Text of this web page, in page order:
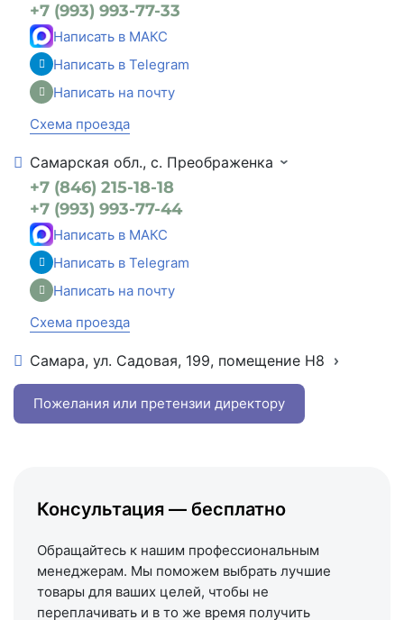
+7 (993) 993-77-33
Написать в МАКС
Написать в Telegram
Написать на почту
Схема проезда
Самарская обл., с. Преображенка
+7 (846) 215-18-18
+7 (993) 993-77-44
Написать в МАКС
Написать в Telegram
Написать на почту
Схема проезда
Самара, ул. Садовая, 199, помещение Н8
+7 (993) 993-77-22
Написать в МАКС
Схема проезда
Пожелания или претензии директору
Консультация — бесплатно
Обращайтесь к нашим профессиональным
менеджерам. Мы поможем выбрать лучшие
товары для ваших целей, чтобы не
переплачивать и в то же время получить